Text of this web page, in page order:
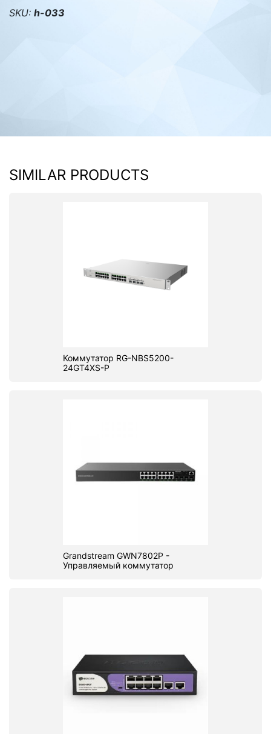
SKU: h-033
SIMILAR PRODUCTS
Коммутатор RG-NBS5200-
24GT4XS-P
Grandstream GWN7802P -
Управляемый коммутатор